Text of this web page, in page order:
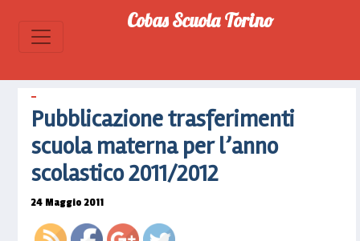
Cobas Scuola Torino
Pubblicazione trasferimenti
scuola materna per l’anno
scolastico 2011/2012
24 Maggio 2011
scuola-
per-
lanno-
scolastico-
20112012-